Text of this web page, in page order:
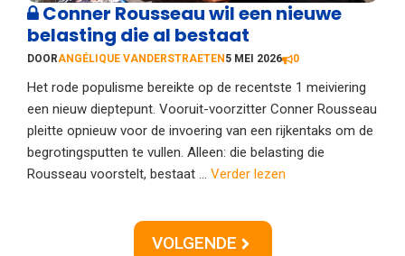
Conner Rousseau wil een nieuwe
belasting die al bestaat
DOORANGÉLIQUE VANDERSTRAETEN 5 MEI 2026 0
Het rode populisme bereikte op de recentste 1 meiviering
een nieuw dieptepunt. Vooruit-voorzitter Conner Rousseau
pleitte opnieuw voor de invoering van een rijkentaks om de
begrotingsputten te vullen. Alleen: die belasting die
Rousseau voorstelt, bestaat ... Verder lezen
VOLGENDE